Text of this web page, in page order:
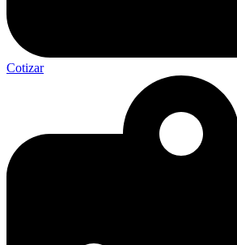
Cotizar